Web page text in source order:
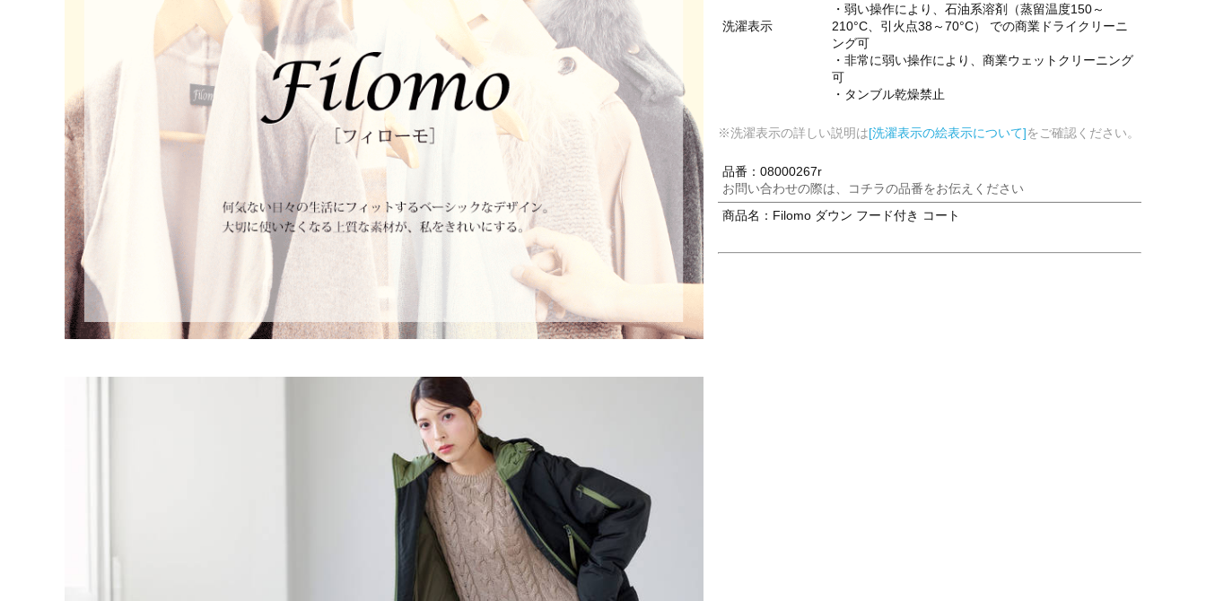
洗濯表示
・弱い操作により、石油系溶剤（蒸留温度150～
210°C、引火点38～70°C） での商業ドライクリーニ
ング可
・非常に弱い操作により、商業ウェットクリーニング
可
・タンブル乾燥禁止
※洗濯表示の詳しい説明は[洗濯表示の絵表示について]をご確認ください。
品番：08000267r
お問い合わせの際は、コチラの品番をお伝えください
商品名：Filomo ダウン フード付き コート